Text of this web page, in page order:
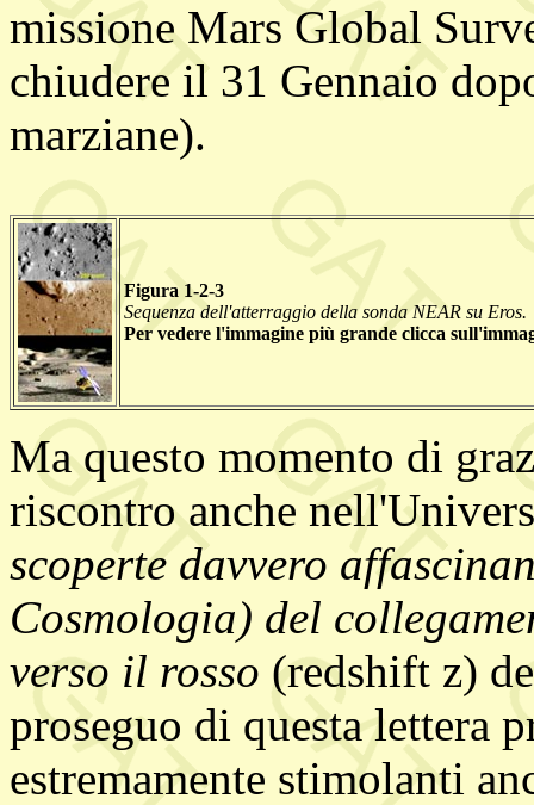
missione Mars Global
chiudere il 31 Gennaio
marziane).
Figura 1-2-3
Sequenza dell'atterraggio della sonda NEAR su Eros.
Per vedere l'immagine più grande clicca
Ma questo momento di
riscontro anche
scoperte davvero
Cosmologia) del
verso il rosso (redshift z)
proseguo di questa lettera
estremamente stimolanti